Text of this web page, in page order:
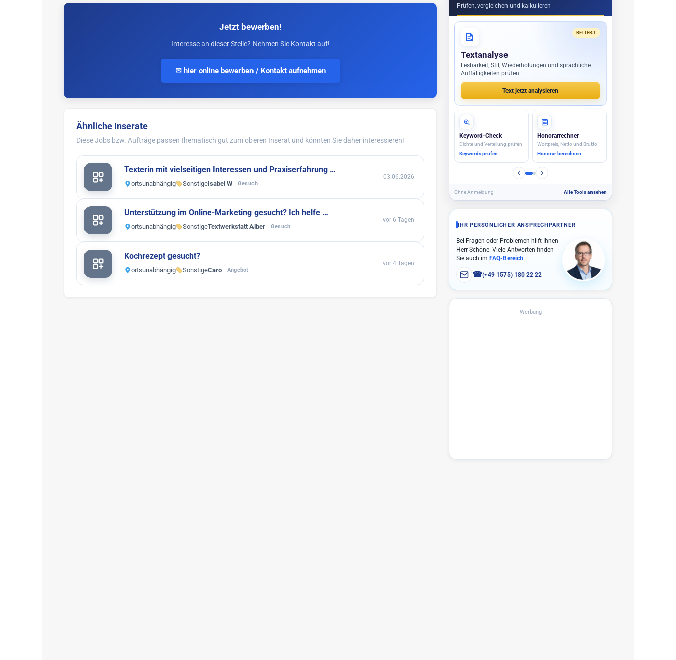
Jetzt bewerben!
Interesse an dieser Stelle? Nehmen Sie Kontakt auf!
✉ hier online bewerben / Kontakt aufnehmen
Ähnliche Inserate
Diese Jobs bzw. Aufträge passen thematisch gut zum oberen Inserat und könnten Sie daher interessieren!
Texterin mit vielseitigen Interessen und Praxiserfahrung …
ortsunabhängig SonstigeIsabel W Gesuch
03.06.2026
Unterstützung im Online-Marketing gesucht? Ich helfe …
ortsunabhängig SonstigeTextwerkstatt Alber Gesuch
vor 6 Tagen
Kochrezept gesucht?
ortsunabhängig SonstigeCaro Angebot
vor 4 Tagen
Prüfen, vergleichen und kalkulieren
BELIEBT
Textanalyse
Lesbarkeit, Stil, Wiederholungen und sprachliche
Auffälligkeiten prüfen.
Text jetzt analysieren
Keyword-Check
Dichte und Verteilung prüfen
Keywords prüfen
Honorarrechner
Wortpreis, Netto und Brutto
Honorar berechnen
Ohne Anmeldung Alle Tools ansehen
IHR PERSÖNLICHER ANSPRECHPARTNER
Bei Fragen oder Problemen hilft Ihnen
Herr Schöne. Viele Antworten finden
Sie auch im FAQ-Bereich.
☎(+49 1575) 180 22 22
Werbung